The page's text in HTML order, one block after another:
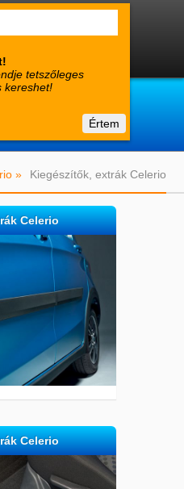
Kapcsolat
Értem
» Kiegészítők, extrák Celerio
Celerio
Celerio